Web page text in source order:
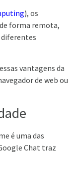
), os
forma remota,
diferentes
vantagens da
de web ou
é uma das
Chat traz